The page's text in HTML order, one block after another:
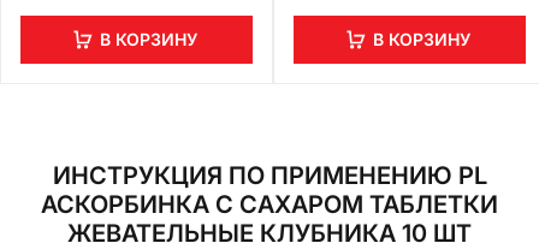
В КОРЗИНУ В КОРЗИНУ
ИНСТРУКЦИЯ ПО ПРИМЕНЕНИЮ PL
АСКОРБИНКА С САХАРОМ ТАБЛЕТКИ
ЖЕВАТЕЛЬНЫЕ КЛУБНИКА 10 ШТ